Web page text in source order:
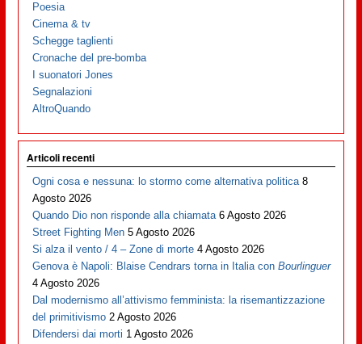
Poesia
Cinema & tv
Schegge taglienti
Cronache del pre-bomba
I suonatori Jones
Segnalazioni
AltroQuando
Articoli recenti
Ogni cosa e nessuna: lo stormo come alternativa politica 8
Agosto 2026
Quando Dio non risponde alla chiamata 6 Agosto 2026
Street Fighting Men 5 Agosto 2026
Si alza il vento / 4 – Zone di morte 4 Agosto 2026
Genova è Napoli: Blaise Cendrars torna in Italia conBourlinguer
4 Agosto 2026
Dal modernismo all’attivismo femminista: la risemantizzazione
del primitivismo 2 Agosto 2026
Difendersi dai morti 1 Agosto 2026